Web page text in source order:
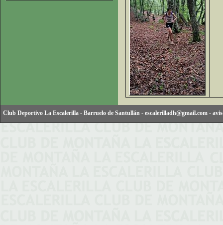
Club Deportivo La Escalerilla - Barruelo de Santullán - escalerilladh@gmail.com -